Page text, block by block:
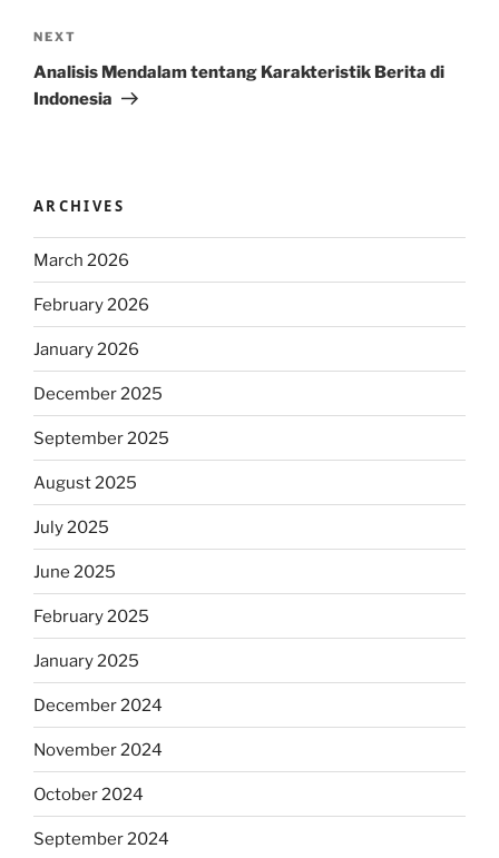
Next
Post
NEXT
Analisis Mendalam tentang Karakteristik Berita di
Indonesia
ARCHIVES
March 2026
February 2026
January 2026
December 2025
September 2025
August 2025
July 2025
June 2025
February 2025
January 2025
December 2024
November 2024
October 2024
September 2024